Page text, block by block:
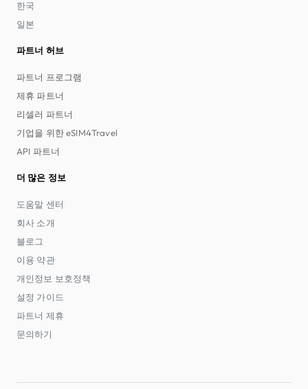
한국
일본
파트너 허브
파트너 프로그램
제휴 파트너
리셀러 파트너
기업을 위한 eSIM4Travel
API 파트너
더 많은 정보
도움말 센터
회사 소개
블로그
이용 약관
개인정보 보호정책
설정 가이드
파트너 제휴
문의하기